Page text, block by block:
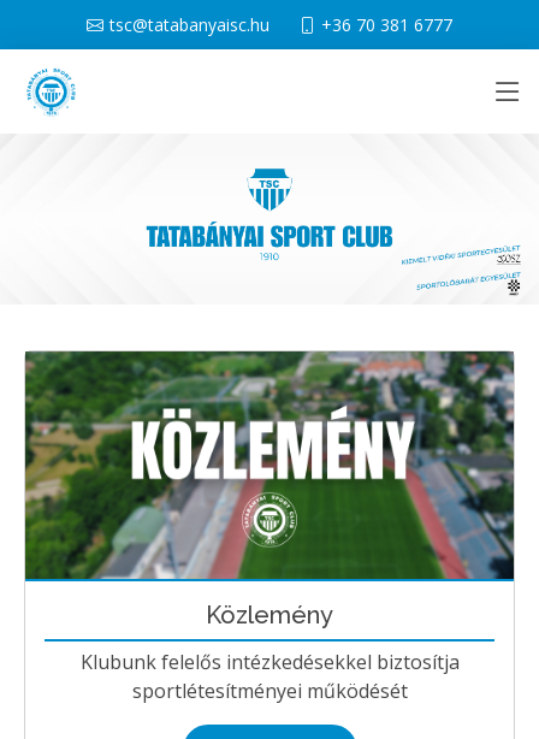
tsc@tatabanyaisc.hu +36 70 381 6777
Közlemény
Klubunk felelős intézkedésekkel biztosítja
sportlétesítményei működését